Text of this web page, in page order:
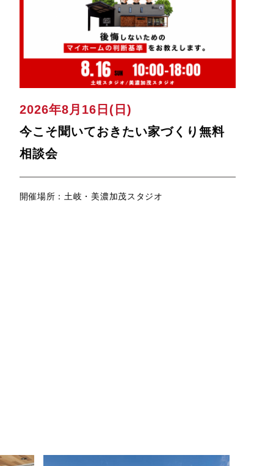
2026年8月16日(日)
今こそ聞いておきたい家づくり無料
相談会
開催場所：土岐・美濃加茂スタジオ